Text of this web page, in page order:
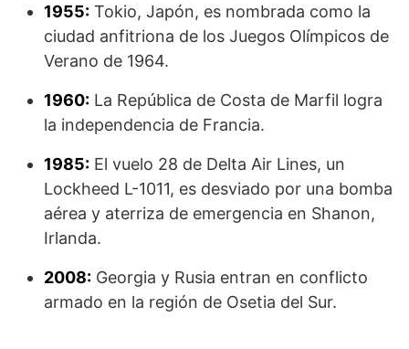
1955: Tokio, Japón, es nombrada como la
ciudad anfitriona de los Juegos Olímpicos de
Verano de 1964.
1960: La República de Costa de Marfil logra
la independencia de Francia.
1985: El vuelo 28 de Delta Air Lines, un
Lockheed L-1011, es desviado por una bomba
aérea y aterriza de emergencia en Shanon,
Irlanda.
2008: Georgia y Rusia entran en conflicto
armado en la región de Osetia del Sur.